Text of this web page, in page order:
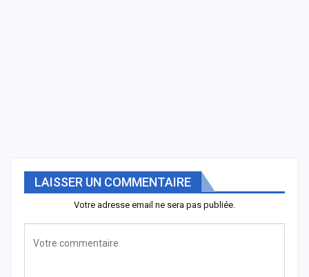
LAISSER UN COMMENTAIRE
Votre adresse email ne sera pas publiée.